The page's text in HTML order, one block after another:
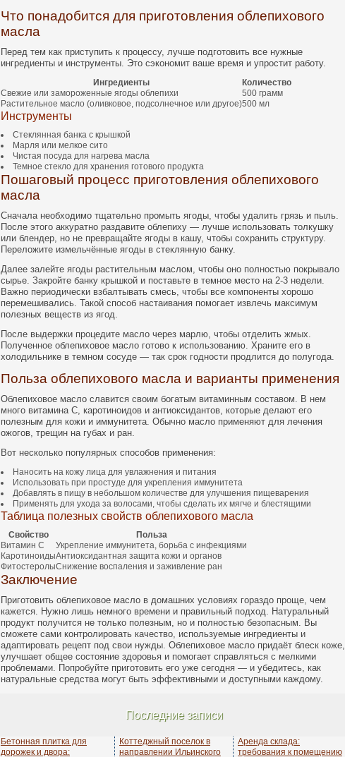
Что понадобится для приготовления облепихового
масла
Перед тем как приступить к процессу, лучше подготовить все нужные
ингредиенты и инструменты. Это сэкономит ваше время и упростит работу.
Ингредиенты
Количество
Свежие или замороженные ягоды облепихи
500 грамм
Растительное масло (оливковое, подсолнечное или другое)500 мл
Инструменты
Стеклянная банка с крышкой
Марля или мелкое сито
Чистая посуда для нагрева масла
Темное стекло для хранения готового продукта
Пошаговый процесс приготовления облепихового
масла
Сначала необходимо тщательно промыть ягоды, чтобы удалить грязь и пыль.
После этого аккуратно раздавите облепиху — лучше использовать толкушку
или блендер, но не превращайте ягоды в кашу, чтобы сохранить структуру.
Переложите измельчённые ягоды в стеклянную банку.
Далее залейте ягоды растительным маслом, чтобы оно полностью покрывало
сырье. Закройте банку крышкой и поставьте в темное место на 2-3 недели.
Важно периодически взбалтывать смесь, чтобы все компоненты хорошо
перемешивались. Такой способ настаивания помогает извлечь максимум
полезных веществ из ягод.
После выдержки процедите масло через марлю, чтобы отделить жмых.
Полученное облепиховое масло готово к использованию. Храните его в
холодильнике в темном сосуде — так срок годности продлится до полугода.
Польза облепихового масла и варианты применения
Облепиховое масло славится своим богатым витаминным составом. В нем
много витамина C, каротиноидов и антиоксидантов, которые делают его
полезным для кожи и иммунитета. Обычно масло применяют для лечения
ожогов, трещин на губах и ран.
Вот несколько популярных способов применения:
Наносить на кожу лица для увлажнения и питания
Использовать при простуде для укрепления иммунитета
Добавлять в пищу в небольшом количестве для улучшения пищеварения
Применять для ухода за волосами, чтобы сделать их мягче и блестящими
Таблица полезных свойств облепихового масла
Свойство
Польза
Витамин C
Укрепление иммунитета, борьба с инфекциями
КаротиноидыАнтиоксидантная защита кожи и органов
ФитостеролыСнижение воспаления и заживление ран
Заключение
Приготовить облепиховое масло в домашних условиях гораздо проще, чем
кажется. Нужно лишь немного времени и правильный подход. Натуральный
продукт получится не только полезным, но и полностью безопасным. Вы
сможете сами контролировать качество, используемые ингредиенты и
адаптировать рецепт под свои нужды. Облепиховое масло придаёт блеск коже,
улучшает общее состояние здоровья и помогает справляться с мелкими
проблемами. Попробуйте приготовить его уже сегодня — и убедитесь, как
натуральные средства могут быть эффективными и доступными каждому.
Последние записи
Бетонная плитка для
дорожек и двора:
Коттеджный поселок в
направлении Ильинского
Аренда склада:
требования к помещению